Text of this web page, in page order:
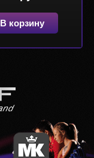
В корзину